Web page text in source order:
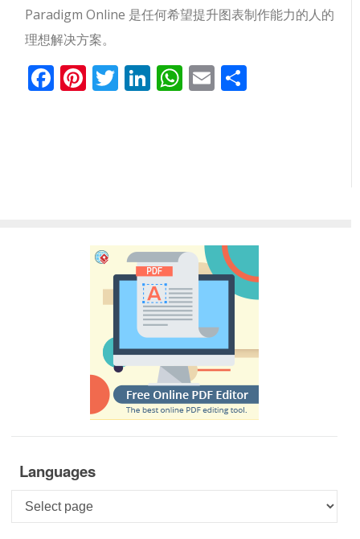
Paradigm Online 是任何希望提升图表制作能力的人的
理想解决方案。
Facebook
Pinterest
Twitter
LinkedIn
WhatsApp
Email
Languages
Languages